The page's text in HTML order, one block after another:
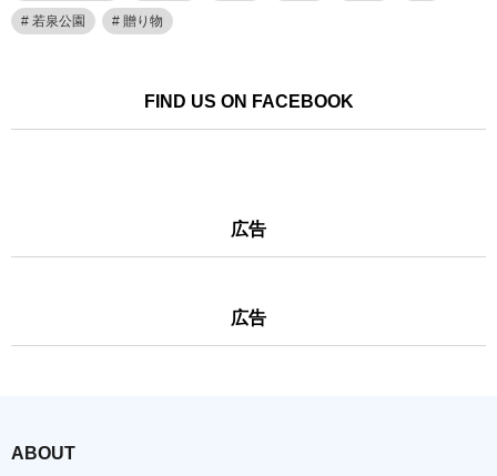
若泉公園 贈り物
FIND US ON FACEBOOK
広告
広告
ABOUT